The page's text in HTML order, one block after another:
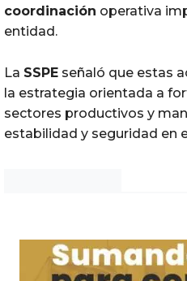
coordinación operativa
entidad.
La SSPE señaló que estas
la estrategia orientada a
sectores productivos y
estabilidad y seguridad en